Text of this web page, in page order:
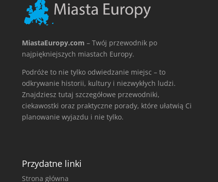
MiastaEuropy.com – Twój przewodnik po
najpiękniejszych miastach Europy.
Podróże to nie tylko odwiedzanie miejsc – to
odkrywanie historii, kultury i niezwykłych ludzi.
Znajdziesz tutaj szczegółowe przewodniki,
ciekawostki oraz praktyczne porady, które ułatwią Ci
planowanie wyjazdu i nie tylko.
Przydatne linki
Strona główna